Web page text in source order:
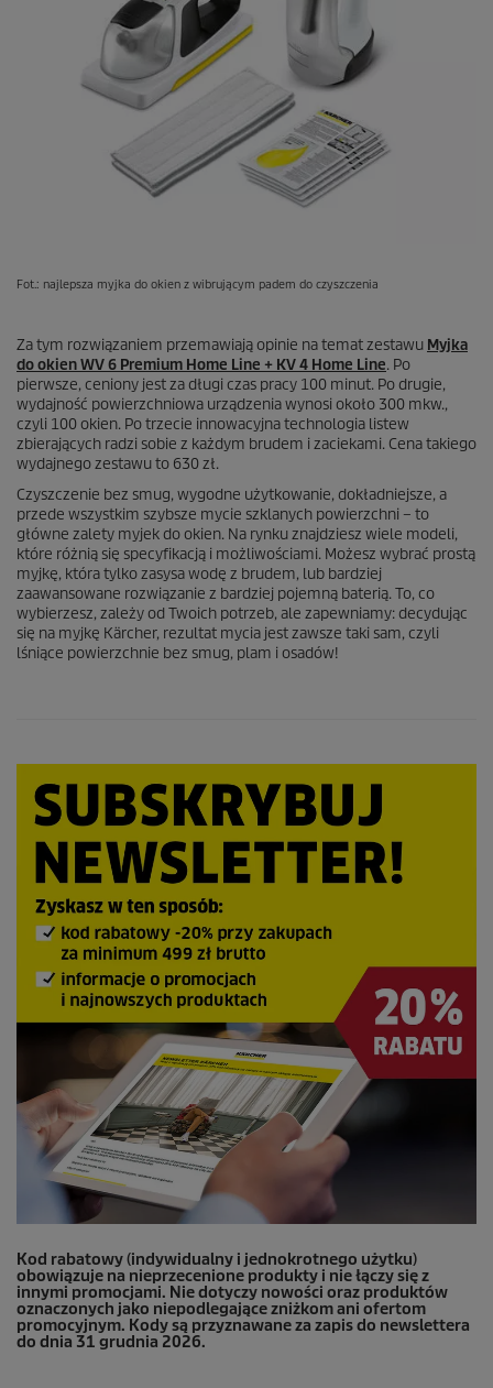
Fot.: najlepsza myjka do okien z wibrującym padem do czyszczenia
Za tym rozwiązaniem przemawiają opinie na temat zestawu Myjka
do okien WV 6 Premium Home Line + KV 4 Home Line. Po
pierwsze, ceniony jest za długi czas pracy 100 minut. Po drugie,
wydajność powierzchniowa urządzenia wynosi około 300 mkw.,
czyli 100 okien. Po trzecie innowacyjna technologia listew
zbierających radzi sobie z każdym brudem i zaciekami. Cena takiego
wydajnego zestawu to 630 zł.
Czyszczenie bez smug, wygodne użytkowanie, dokładniejsze, a
przede wszystkim szybsze mycie szklanych powierzchni – to
główne zalety myjek do okien. Na rynku znajdziesz wiele modeli,
które różnią się specyfikacją i możliwościami. Możesz wybrać prostą
myjkę, która tylko zasysa wodę z brudem, lub bardziej
zaawansowane rozwiązanie z bardziej pojemną baterią. To, co
wybierzesz, zależy od Twoich potrzeb, ale zapewniamy: decydując
się na myjkę Kärcher, rezultat mycia jest zawsze taki sam, czyli
lśniące powierzchnie bez smug, plam i osadów!
Kod rabatowy (indywidualny i jednokrotnego użytku)
obowiązuje na nieprzecenione produkty i nie łączy się z
innymi promocjami. Nie dotyczy nowości oraz produktów
oznaczonych jako niepodlegające zniżkom ani ofertom
promocyjnym. Kody są przyznawane za zapis do newslettera
do dnia 31 grudnia 2026.